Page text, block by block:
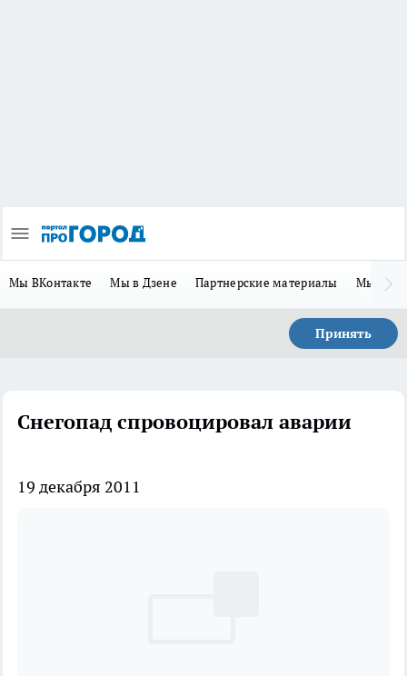
Мы ВКонтакте Мы в Дзене Партнерские материалы Мы в
Принять
Снегопад спровоцировал аварии
19 декабря 2011